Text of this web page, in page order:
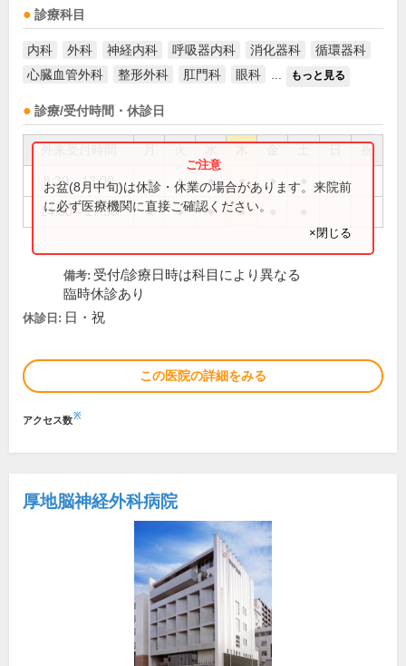
診療科目
内科 外科 神経内科 呼吸器内科 消化器科
循環器科
心臓血管外科
整形外科 肛門科 眼科 もっと見る
診療/受付時間・休診日
祝
8:30～13:00 ● ● ● ● ●
14:00～17:30 ● ● ● ●
お盆(8月中旬)は休診・休業の場合があります。来院前
に必ず医療機関に直接ご確認ください。
×閉じる
備考: 受付/診療日時は科目により異なる
臨時休診あり
休診日: 日・祝
この医院の詳細をみる
アクセス数※
厚地脳神経外科病院